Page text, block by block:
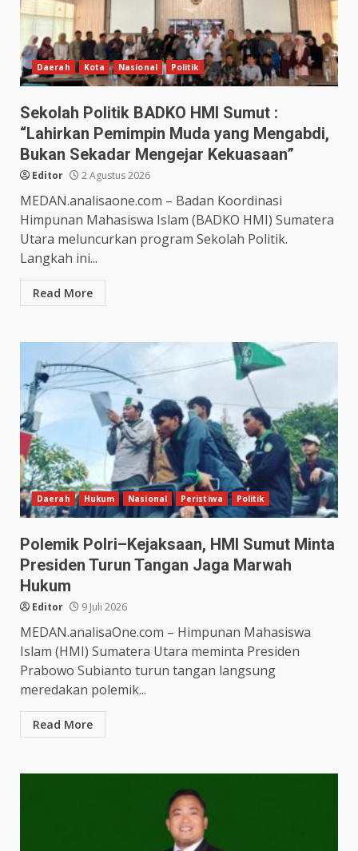
Daerah Kota Nasional Politik
Sekolah Politik BADKO HMI Sumut :
“Lahirkan Pemimpin Muda yang Mengabdi,
Bukan Sekadar Mengejar Kekuasaan”
Editor 2 Agustus 2026
MEDAN.analisaone.com – Badan Koordinasi
Himpunan Mahasiswa Islam (BADKO HMI) Sumatera
Utara meluncurkan program Sekolah Politik.
Langkah ini...
Read More
Daerah Hukum Nasional Peristiwa Politik
Polemik Polri–Kejaksaan, HMI Sumut Minta
Presiden Turun Tangan Jaga Marwah
Hukum
Editor 9 Juli 2026
MEDAN.analisaOne.com – Himpunan Mahasiswa
Islam (HMI) Sumatera Utara meminta Presiden
Prabowo Subianto turun tangan langsung
meredakan polemik...
Read More